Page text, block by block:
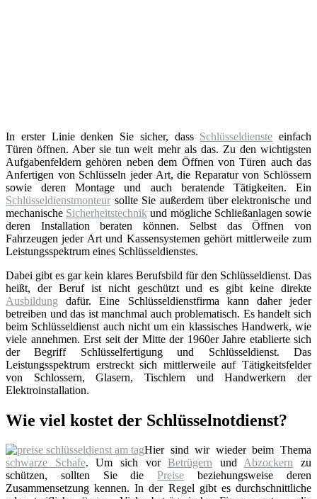
In erster Linie denken Sie sicher, dass Schlüsseldienste einfach
Türen öffnen. Aber sie tun weit mehr als das. Zu den wichtigsten
Aufgabenfeldern gehören neben dem Öffnen von Türen auch das
Anfertigen von Schlüsseln jeder Art, die Reparatur von Schlössern
sowie deren Montage und auch beratende Tätigkeiten. Ein
Schlüsseldienstmonteur sollte Sie außerdem über elektronische und
mechanische Sicherheitstechnik und mögliche Schließanlagen sowie
deren Installation beraten können. Selbst das Öffnen von
Fahrzeugen jeder Art und Kassensystemen gehört mittlerweile zum
Leistungsspektrum eines Schlüsseldienstes.
Dabei gibt es gar kein klares Berufsbild für den Schlüsseldienst. Das
heißt, der Beruf ist nicht geschützt und es gibt keine direkte
Ausbildung dafür. Eine Schlüsseldienstfirma kann daher jeder
betreiben und das ist manchmal auch problematisch. Es handelt sich
beim Schlüsseldienst auch nicht um ein klassisches Handwerk, wie
viele annehmen. Erst seit der Mitte der 1960er Jahre etablierte sich
der Begriff Schlüsselfertigung und Schlüsseldienst. Das
Leistungsspektrum erstreckt sich mittlerweile auf Tätigkeitsfelder
von Schlossern, Glasern, Tischlern und Handwerkern der
Elektroinstallation.
Wie viel kostet der Schlüsselnotdienst?
Hier sind wir wieder beim Thema
schwarze Schafe. Um sich vorBetrügern undAbzockern zu
schützen, sollten Sie diePreise beziehungsweise deren
Zusammensetzung kennen. In der Regel gibt es durchschnittliche